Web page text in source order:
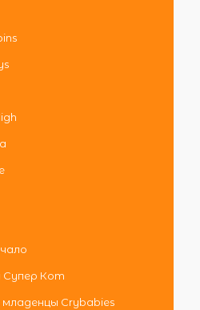
Супер Кот
Crybabies